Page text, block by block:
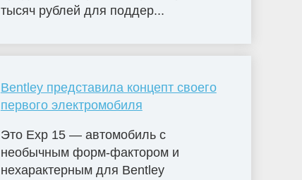
тысяч рублей для поддер...
Bentley представила концепт своего
первого электромобиля
Это Exp 15 — автомобиль с
необычным форм-фактором и
нехарактерным для Bentley